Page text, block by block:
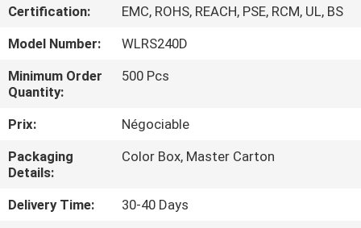
À
PROPOS
DE
NOUS
VISITE
DE
Certification:
EMC, ROHS, REACH, PSE, RCM, UL, BS
Model Number:
WLRS240D
Minimum Order
Quantity:
500 Pcs
Prix:
Négociable
Packaging
Details:
Color Box, Master Carton
Delivery Time:
30-40 Days